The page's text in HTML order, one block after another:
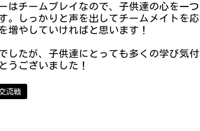
はチームプレイなので、子供達の心を一
。しっかりと声を出してチームメイトを
増やしていければと思います！
したが、子供達にとっても多くの学び気
うございました！
流戦